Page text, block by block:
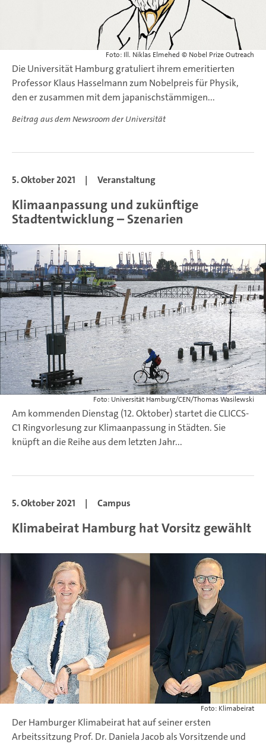
Foto: Ill. Niklas Elmehed © Nobel Prize Outreach
Die Universität Hamburg gratuliert ihrem emeritierten
Professor Klaus Hasselmann zum Nobelpreis für Physik,
den er zusammen mit dem japanischstämmigen...
Beitrag aus dem Newsroom der Universität
5. Oktober 2021 | Veranstaltung
Klimaanpassung und zukünftige
Stadtentwicklung – Szenarien
Foto: Universität Hamburg/CEN/Thomas Wasilewski
Am kommenden Dienstag (12. Oktober) startet die CLICCS-
C1 Ringvorlesung zur Klimaanpassung in Städten. Sie
knüpft an die Reihe aus dem letzten Jahr...
5. Oktober 2021 | Campus
Klimabeirat Hamburg hat Vorsitz gewählt
Foto: Klimabeirat
Der Hamburger Klimabeirat hat auf seiner ersten
Arbeitssitzung Prof. Dr. Daniela Jacob als Vorsitzende und